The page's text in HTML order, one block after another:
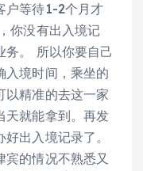
户等待1-2个月才
你没有出入境记
务。 所以你要自己
入境时间，乘坐的
以精准的去这一家
天就能拿到。再发
出入境记录了。
宾的情况不熟悉又